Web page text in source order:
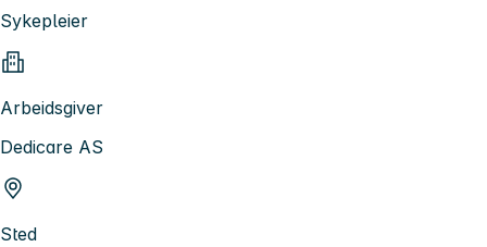
Sykepleier
Arbeidsgiver
Dedicare AS
Sted